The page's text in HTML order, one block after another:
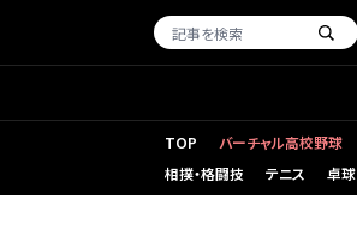
TOP バーチャル高校野球
相撲・格闘技
テニス 卓球